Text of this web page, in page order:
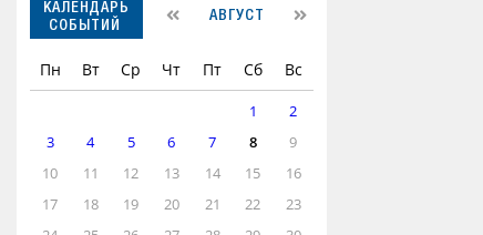
КАЛЕНДАРЬ
СОБЫТИЙ
АВГУСТ
Пн Вт Ср Чт Пт Сб Вс
1
2
3
4 5 6 7 8
9
10
11 12 13 14 15
16
17
18 19 20 21 22
23